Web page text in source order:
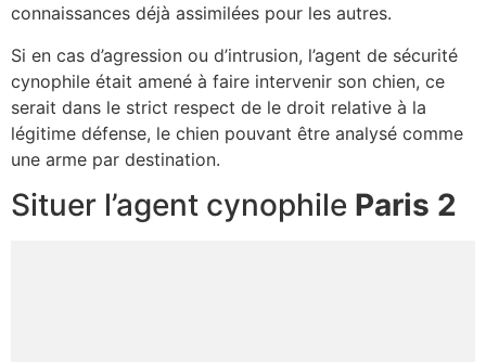
connaissances déjà assimilées pour les autres.
Si en cas d’agression ou d’intrusion, l’agent de sécurité
cynophile était amené à faire intervenir son chien, ce
serait dans le strict respect de le droit relative à la
légitime défense, le chien pouvant être analysé comme
une arme par destination.
Situer l’agent cynophile Paris 2